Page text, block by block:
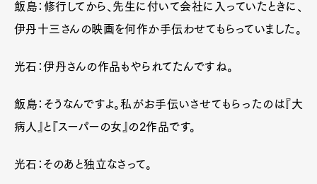
飯島：修行してから、先生に付いて会社に入っていたときに、
伊丹十三さんの映画を何作か手伝わせてもらっていました。
光石：伊丹さんの作品もやられてたんですね。
飯島：そうなんですよ。私がお手伝いさせてもらったのは『大
病人』と『スーパーの女』の2作品です。
光石：そのあと独立なさって。